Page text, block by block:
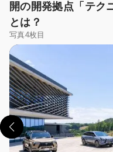
開の開発拠点「テク
とは？
写真4枚目